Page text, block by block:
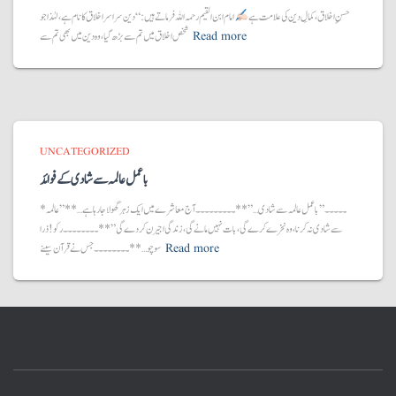
حسنِ اخلاق، کمالِ دین کی علامت ہے
امام ابن القیم رحمہ اللہ فرماتے ہیں:“دین سراسر اخلاق کا نام ہے، لہٰذا جو
شخص اخلاق میں تم سے بڑھ گیا، وہ دین میں بھی تم سے Read more
UNCATEGORIZED
با عمل عالمہ سے شادی کے فوائد
*۔۔۔۔۔”با عمل عالمہ سے شادی…”**۔۔۔۔۔۔۔۔۔آج معاشرے میں ایک زہر گھولا جا رہا ہے…**”عالمہ
سے شادی نہ کرنا، وہ نخرے کرے گی، بات نہیں مانے گی، زندگی اجیرن کر دے گی”**۔۔۔۔۔۔۔۔رکو! ذرا
سوچو…**۔۔۔۔۔۔۔۔جس نے قرآن سینے Read more